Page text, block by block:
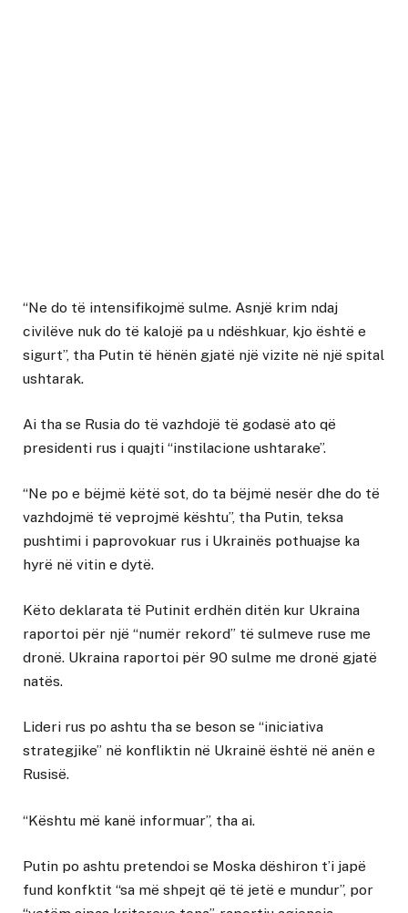
“Ne do të intensifikojmë sulme. Asnjë krim ndaj
civilëve nuk do të kalojë pa u ndëshkuar, kjo është e
sigurt”, tha Putin të hënën gjatë një vizite në një spital
ushtarak.
Ai tha se Rusia do të vazhdojë të godasë ato që
presidenti rus i quajti “instilacione ushtarake”.
“Ne po e bëjmë këtë sot, do ta bëjmë nesër dhe do të
vazhdojmë të veprojmë kështu”, tha Putin, teksa
pushtimi i paprovokuar rus i Ukrainës pothuajse ka
hyrë në vitin e dytë.
Këto deklarata të Putinit erdhën ditën kur Ukraina
raportoi për një “numër rekord” të sulmeve ruse me
dronë. Ukraina raportoi për 90 sulme me dronë gjatë
natës.
Lideri rus po ashtu tha se beson se “iniciativa
strategjike” në konfliktin në Ukrainë është në anën e
Rusisë.
“Kështu më kanë informuar”, tha ai.
Putin po ashtu pretendoi se Moska dëshiron t’i japë
fund konfktit “sa më shpejt që të jetë e mundur”, por